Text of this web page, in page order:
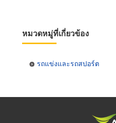
หมวดหมู่ที่เกี่ยวข้อง
รถแข่งและรถสปอร์ต